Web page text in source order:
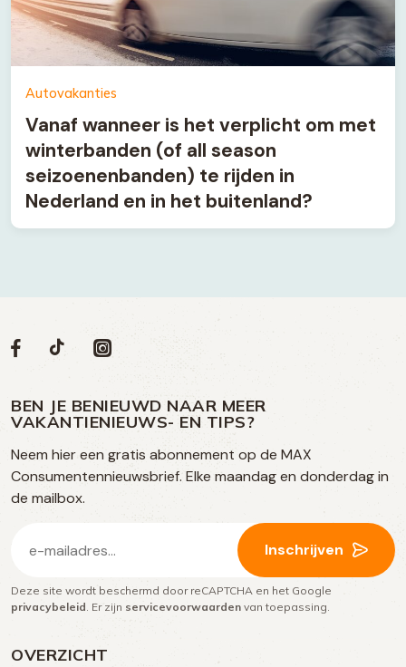
Autovakanties
Vanaf wanneer is het verplicht om met
winterbanden (of all season
seizoenenbanden) te rijden in
Nederland en in het buitenland?
OVERZICHT
Volg
op
social
media
Social
Volg
op
Facebook
Volg
op
TikTok
Volg
op
Instagram
BEN JE BENIEUWD NAAR MEER
VAKANTIENIEUWS- EN TIPS?
Neem hier een gratis abonnement op de MAX
Consumentennieuwsbrief. Elke maandag en donderdag in
de mailbox.
mailadres
(Vereist)
Inschrijven
Deze site wordt beschermd door reCAPTCHA en het Google
privacybeleid. Er zijn servicevoorwaarden van toepassing.